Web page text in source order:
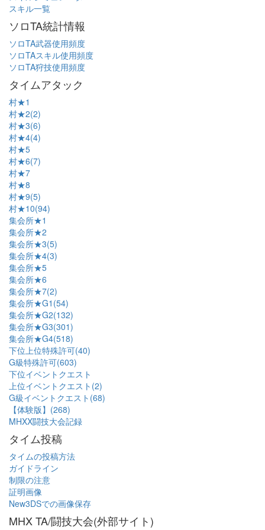
スキル一覧
ソロTA統計情報
ソロTA武器使用頻度
ソロTAスキル使用頻度
ソロTA狩技使用頻度
タイムアタック
村★1
村★2(2)
村★3(6)
村★4(4)
村★5
村★6(7)
村★7
村★8
村★9(5)
村★10(94)
集会所★1
集会所★2
集会所★3(5)
集会所★4(3)
集会所★5
集会所★6
集会所★7(2)
集会所★G1(54)
集会所★G2(132)
集会所★G3(301)
集会所★G4(518)
下位上位特殊許可(40)
G級特殊許可(603)
下位イベントクエスト
上位イベントクエスト(2)
G級イベントクエスト(68)
【体験版】(268)
MHXX闘技大会記録
タイム投稿
タイムの投稿方法
ガイドライン
制限の注意
証明画像
New3DSでの画像保存
MHX TA/闘技大会(外部サイト)